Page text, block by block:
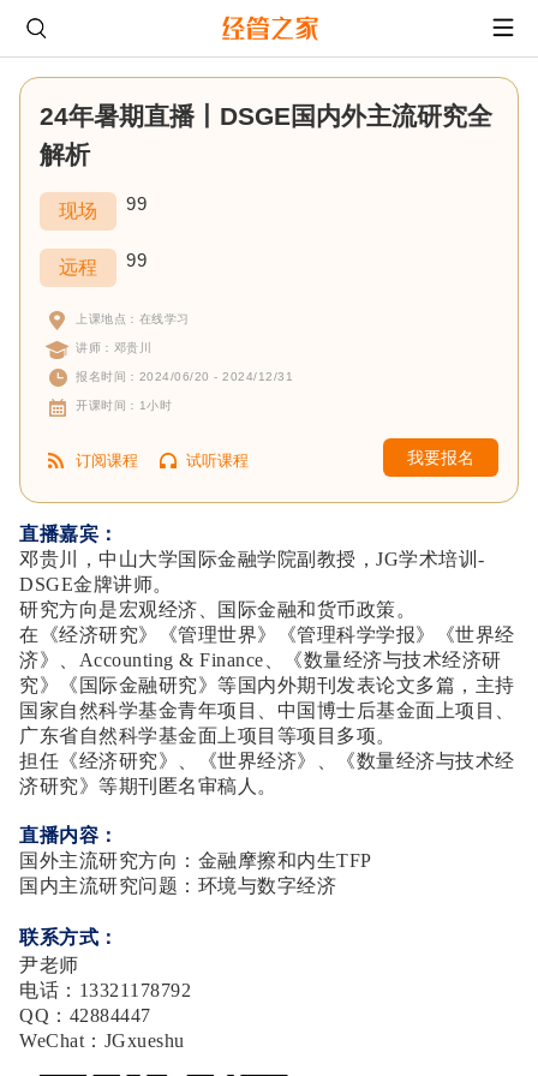
24年暑期直播丨DSGE国内外主流研究全
解析
现场 99
远程 99
上课地点：在线学习
讲师：邓贵川
报名时间：2024/06/20 - 2024/12/31
开课时间：1小时
订阅课程 试听课程 我要报名
直播嘉宾：
邓贵川，中山大学国际金融学院副教授，JG学术培训-
DSGE金牌讲师。
研究方向是宏观经济、国际金融和货币政策。
在《经济研究》《管理世界》《管理科学学报》《世界经
济》、Accounting & Finance、《数量经济与技术经济研
究》《国际金融研究》等国内外期刊发表论文多篇，主持
国家自然科学基金青年项目、中国博士后基金面上项目、
广东省自然科学基金面上项目等项目多项。
担任《经济研究》、《世界经济》、《数量经济与技术经
济研究》等期刊匿名审稿人。
直播内容：
国外主流研究方向：金融摩擦和内生TFP
国内主流研究问题：环境与数字经济
联系方式：
尹老师
电话：13321178792
QQ：42884447
WeChat：JGxueshu